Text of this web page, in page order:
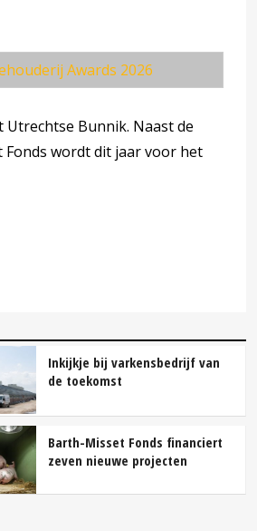
Awards 2026
Bunnik. Naast de
wordt dit jaar voor het
Inkijkje bij varkensbedrijf van
de toekomst
Barth-Misset Fonds financiert
zeven nieuwe projecten